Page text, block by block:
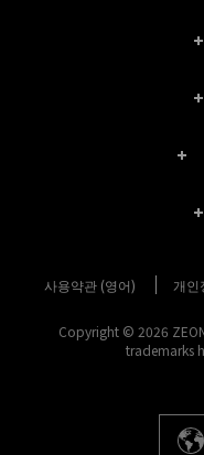
SDK 리소
사용약관 (영어) 개인
Copyright © 2026
trademarks